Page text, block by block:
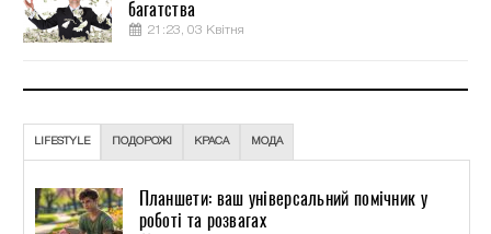
багатства
21:23, 03 Квітня
LIFESTYLE ПОДОРОЖІ КРАСА МОДА
Планшети: ваш універсальний помічник у
роботі та розвагах